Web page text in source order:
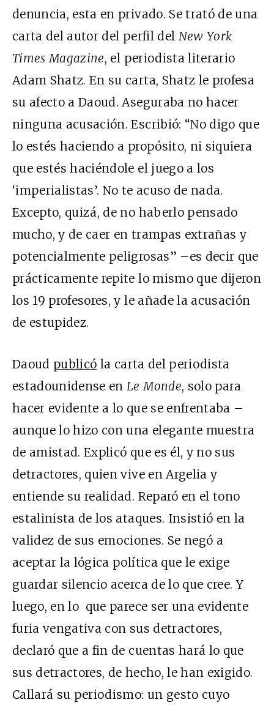
denuncia, esta en privado. Se trató de una
carta del autor del perfil del New York
Times Magazine, el periodista literario
Adam Shatz. En su carta, Shatz le profesa
su afecto a Daoud. Aseguraba no hacer
ninguna acusación. Escribió: “No digo que
lo estés haciendo a propósito, ni siquiera
que estés haciéndole el juego a los
‘imperialistas’. No te acuso de nada.
Excepto, quizá, de no haberlo pensado
mucho, y de caer en trampas extrañas y
potencialmente peligrosas” –es decir que
prácticamente repite lo mismo que dijeron
los 19 profesores, y le añade la acusación
de estupidez.
Daoud publicó la carta del periodista
estadounidense enLe Monde, solo para
hacer evidente a lo que se enfrentaba –
aunque lo hizo con una elegante muestra
de amistad. Explicó que es él, y no sus
detractores, quien vive en Argelia y
entiende su realidad. Reparó en el tono
estalinista de los ataques. Insistió en la
validez de sus emociones. Se negó a
aceptar la lógica política que le exige
guardar silencio acerca de lo que cree. Y
luego, en lo que parece ser una evidente
furia vengativa con sus detractores,
declaró que a fin de cuentas hará lo que
sus detractores, de hecho, le han exigido.
Callará su periodismo: un gesto cuyo